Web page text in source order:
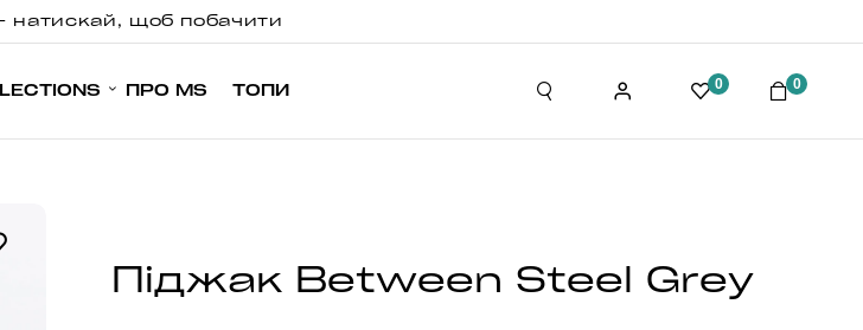
натискай, щоб побачити
ПРО MS ТОПИ 0 0
Піджак Between Steel Grey